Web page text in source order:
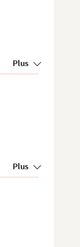
Plus
Plus